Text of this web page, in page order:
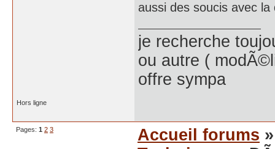
aussi des soucis avec
je recherche
ou autre (
offre sympa
Hors ligne
Pages: 1 2 3 Accueil forums